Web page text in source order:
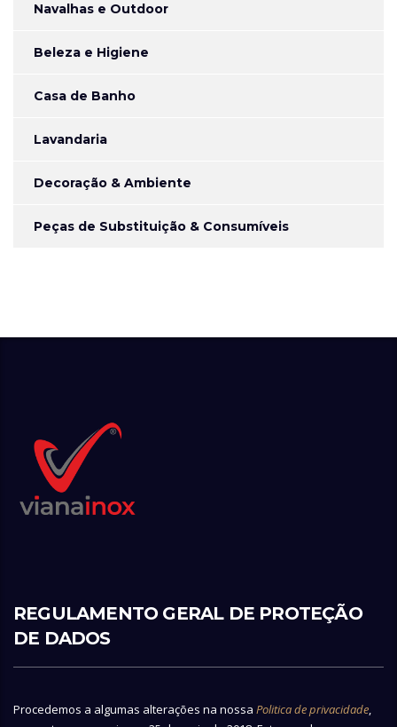
Navalhas e Outdoor
Beleza e Higiene
Casa de Banho
Lavandaria
Decoração & Ambiente
Peças de Substituição & Consumíveis
REGULAMENTO GERAL DE PROTEÇÃO
DE DADOS
Procedemos a algumas alterações na nossa Politica de privacidade,